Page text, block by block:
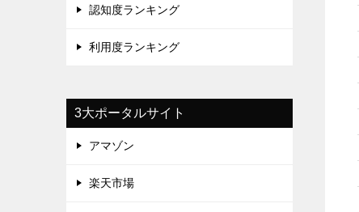
認知度ランキング
利用度ランキング
3大ポータルサイト
アマゾン
楽天市場